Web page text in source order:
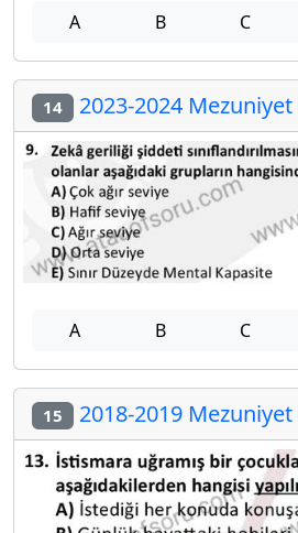
A B C
14 2023-2024 Mezuniyet
A B C
15 2018-2019 Mezuniyet